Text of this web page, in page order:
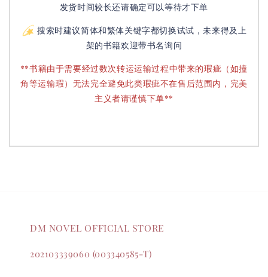
发货时间较长还请确定可以等待才下单
搜索时建议简体和繁体关键字都切换试试，未来得及上
架的书籍欢迎带书名询问
**书籍由于需要经过数次转运运输过程中带来的瑕疵（如撞
角等运输瑕）无法完全避免此类瑕疵不在售后范围内，完美
主义者请谨慎下单**
DM NOVEL OFFICIAL STORE
202103339060 (003340585-T)